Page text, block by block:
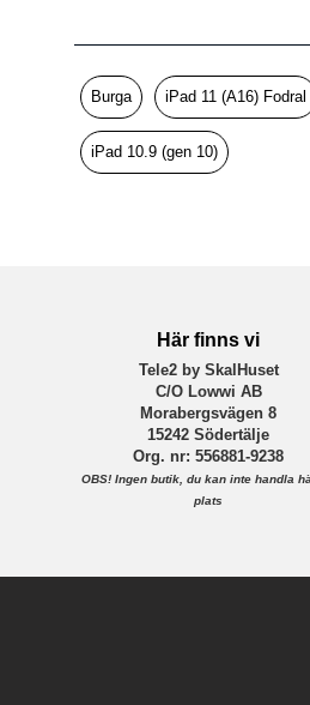
Egenskaper
Färg
Material
Varumärke
Burga iPad 11 (A16) Fodral
iPad 10.9 (gen 10)
Här finns vi
Tele2 by SkalHuset
C/O Lowwi AB
Morabergsvägen 8
15242 Södertälje
Org. nr: 556881-9238
OBS! Ingen butik, du kan inte handla
plats